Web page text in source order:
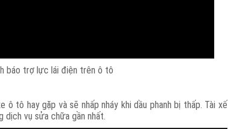
báo trợ lực lái điện trên ô tô
ô tô hay gặp và sẽ nhấp nháy khi dầu phanh bị thấp. Tài xế
dịch vụ sửa chữa gần nhất.